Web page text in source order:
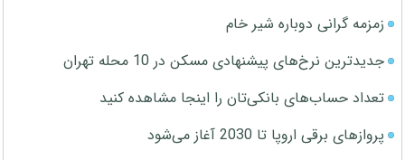
زمزمه گرانی دوباره شیر خام
جدیدترین نرخ‌های پیشنهادی مسکن در 10 محله تهران
تعداد حساب‌های بانکی‌تان را اینجا مشاهده کنید
پروازهای برقی اروپا تا 2030 آغاز می‌شود